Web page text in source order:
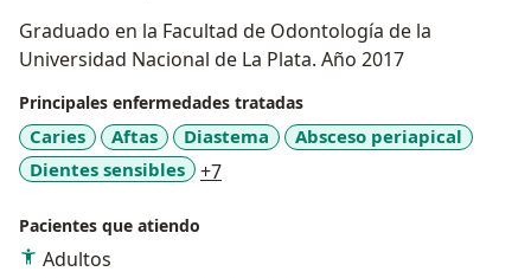
Graduado en la Facultad de Odontología de la
Universidad Nacional de La Plata. Año 2017
Principales enfermedades tratadas
Caries Aftas Diastema
Absceso periapical
Dientes sensibles
+7a11y_sr_more_diseases
Pacientes que atiendo
Adultos